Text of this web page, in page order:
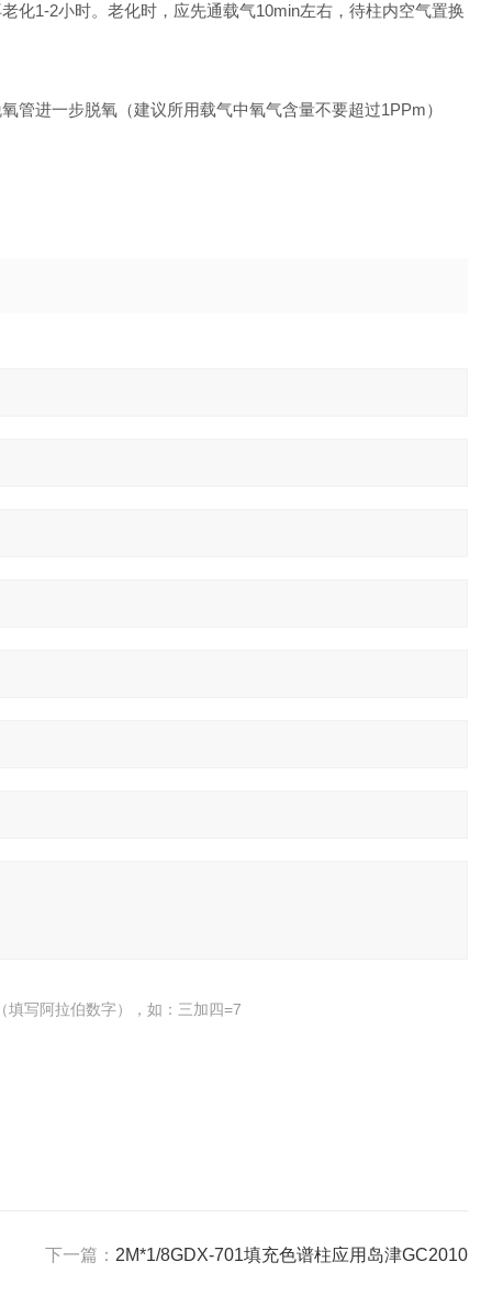
化1-2小时。老化时，应先通载气10min左右，待柱内空气置换
管进一步脱氧（建议所用载气中氧气含量不要超过1PPm）
填写阿拉伯数字），如：三加四=7
下一篇： 2M*1/8GDX-701填充色谱柱应用岛津GC2010